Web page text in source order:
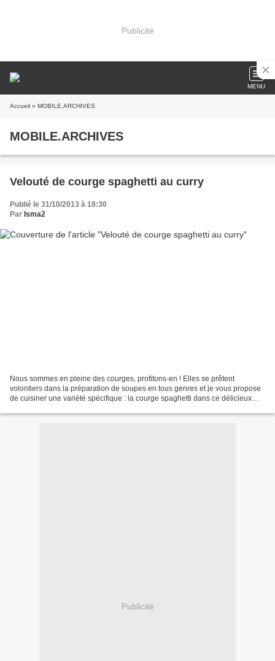
Publicité
MENU
Accueil » MOBILE.ARCHIVES
MOBILE.ARCHIVES
Velouté de courge spaghetti au curry
Publié le 31/10/2013 à 18:30
Par Isma2
Nous sommes en pleine des courges, profitons-en ! Elles se prêtent
volontiers dans la préparation de soupes en tous genres et je vous propose
de cuisiner une variété spécifique : la courge spaghetti dans ce délicieux
Publicité